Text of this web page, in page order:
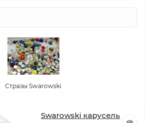
Стразы Swarowski
Swarowski карусель